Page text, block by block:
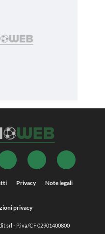
Privacy Note legali
privacy
srl - P.iva/CF 02901400800